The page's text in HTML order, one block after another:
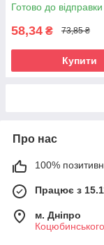
Готово до відправки
58,34 ₴ 73,85 ₴
Купити
Про нас
100%
Працює з
м. Дніпро